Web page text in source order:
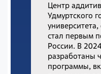
Центр
Удмуртского
стал первым
России. В
разработаны
программы,